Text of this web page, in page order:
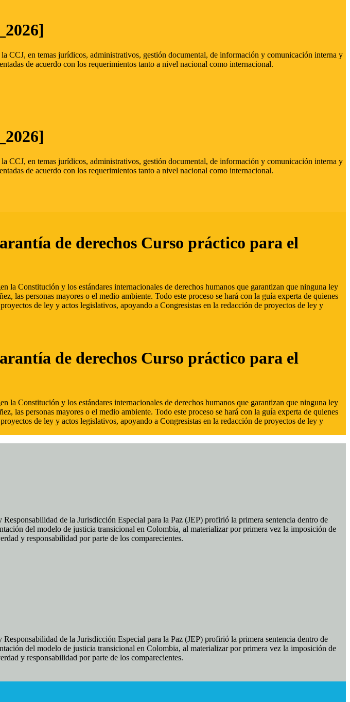
CCJ, en temas jurídicos, administrativos, gestión documental, de información y comunicación interna y
de acuerdo con los requerimientos tanto a nivel nacional como internacional.
CCJ, en temas jurídicos, administrativos, gestión documental, de información y comunicación interna y
de acuerdo con los requerimientos tanto a nivel nacional como internacional.
de derechos Curso práctico para el
la Constitución y los estándares internacionales de derechos humanos que garantizan que ninguna ley
las personas mayores o el medio ambiente. Todo este proceso se hará con la guía experta de quienes
de ley y actos legislativos, apoyando a Congresistas en la redacción de proyectos de ley y
de derechos Curso práctico para el
la Constitución y los estándares internacionales de derechos humanos que garantizan que ninguna ley
las personas mayores o el medio ambiente. Todo este proceso se hará con la guía experta de quienes
de ley y actos legislativos, apoyando a Congresistas en la redacción de proyectos de ley y
de la Jurisdicción Especial para la Paz (JEP) profirió la primera sentencia dentro de
del modelo de justicia transicional en Colombia, al materializar por primera vez la imposición de
y responsabilidad por parte de los comparecientes.
de la Jurisdicción Especial para la Paz (JEP) profirió la primera sentencia dentro de
del modelo de justicia transicional en Colombia, al materializar por primera vez la imposición de
y responsabilidad por parte de los comparecientes.